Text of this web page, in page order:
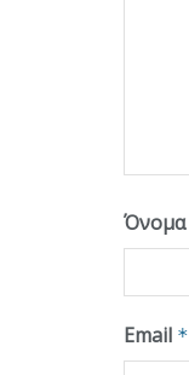
Όνομα
Email *